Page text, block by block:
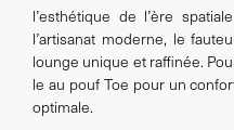
l’esthétique de l’ère
l’artisanat moderne, le
lounge unique et raffinée.
le au pouf Toe pour un
optimale.